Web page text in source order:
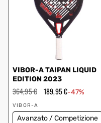
VIBOR-A TAIPAN LIQUID
EDITION 2023
Prezzo
regolare
364,95 € Prezzo
scontato
189,95 €-47%
Fornitore:
VIBOR-A
Avanzato / Competizione